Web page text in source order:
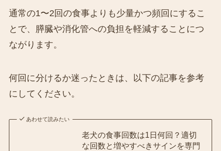
通常の1〜2回の食事よりも少量かつ頻回にするこ
とで、膵臓や消化管への負担を軽減することにつ
ながります。
何回に分けるか迷ったときは、以下の記事を参考
にしてください。
あわせて読みたい
老犬の食事回数は1日何回？適切
な回数と増やすべきサインを専門